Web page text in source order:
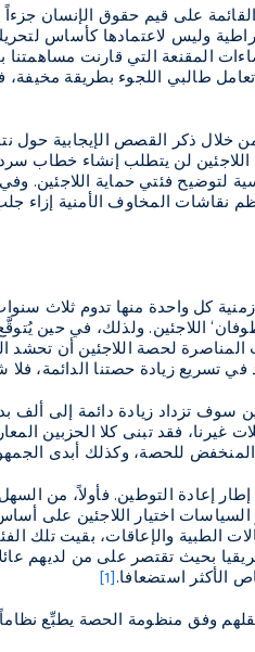
على قيم حقوق الإنسان
وليس لاعتمادها كأساس
المقنعة التي قارنت
طالبي اللجوء بطريقة مخيفة،
خلال ذكر القصص الإيجابية حول
لن يتطلب إنشاء خطاب
لتوضيح فئتي حماية اللاجئين.
نقاشات المخاوف الأمنية إزاء
كل واحدة منها تدوم ثلاث
اللاجئين. ولذلك، في حين
لحصة اللاجئين أن تحشد
تسريع زيادة حصتنا الدائمة،
للحصة، وكذلك أبدى
إعادة التوطين. فأولاً، من
اختيار اللاجئين على
بحيث تقتصر على من لديهم
الأكثر استضعافا.[1]
وفق منظومة الحصة يطبِّع